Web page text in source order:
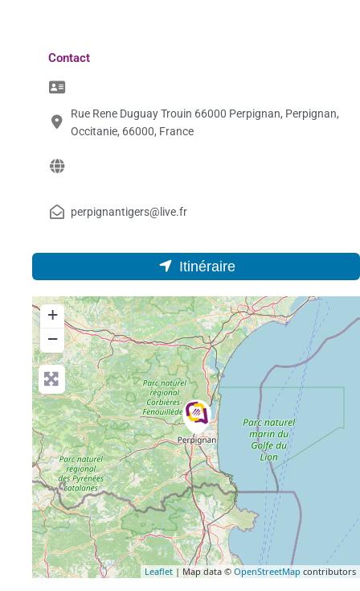
Contact
Rue Rene Duguay Trouin 66000 Perpignan, Perpignan,
Occitanie, 66000, France
perpignantigers@live.fr
Itinéraire
+
−
Leaflet | Map data ©OpenStreetMap contributors